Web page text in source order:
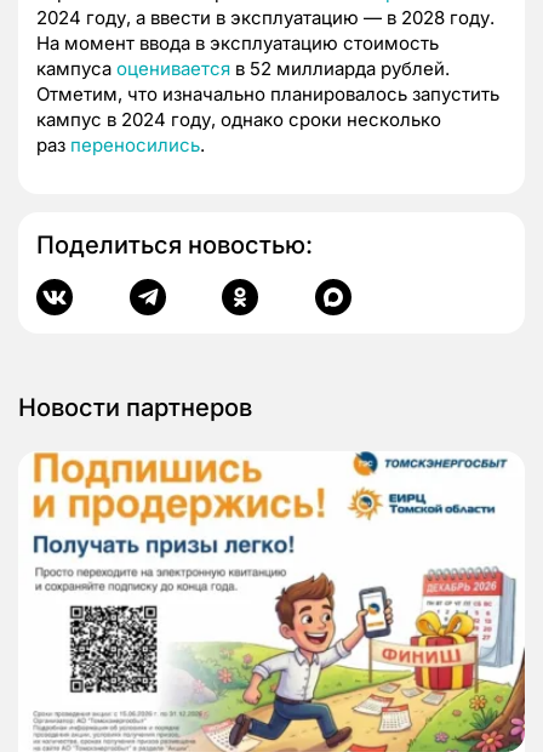
2024 году, а ввести в эксплуатацию — в 2028 году.
На момент ввода в эксплуатацию стоимость
кампуса оценивается в 52 миллиарда рублей.
Отметим, что изначально планировалось запустить
кампус в 2024 году, однако сроки несколько
раз переносились.
Поделиться новостью:
Новости партнеров